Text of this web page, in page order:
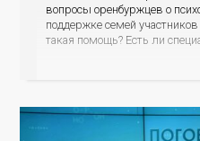
вопросы оренбуржцев о
поддержке семей
такая помощь? Есть ли